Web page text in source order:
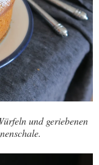
und geriebenen